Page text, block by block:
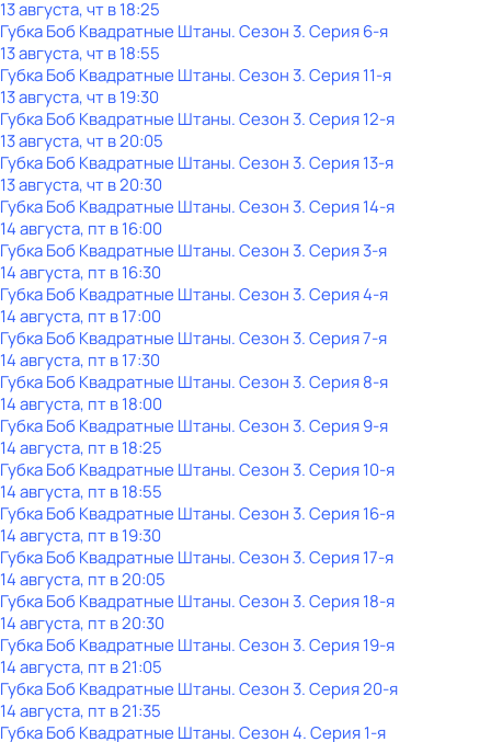
13 августа, чт в 18:25
Губка Боб Квадратные Штаны. Сезон 3. Серия 6-я
13 августа, чт в 18:55
Губка Боб Квадратные Штаны. Сезон 3. Серия 11-я
13 августа, чт в 19:30
Губка Боб Квадратные Штаны. Сезон 3. Серия 12-я
13 августа, чт в 20:05
Губка Боб Квадратные Штаны. Сезон 3. Серия 13-я
13 августа, чт в 20:30
Губка Боб Квадратные Штаны. Сезон 3. Серия 14-я
14 августа, пт в 16:00
Губка Боб Квадратные Штаны. Сезон 3. Серия 3-я
14 августа, пт в 16:30
Губка Боб Квадратные Штаны. Сезон 3. Серия 4-я
14 августа, пт в 17:00
Губка Боб Квадратные Штаны. Сезон 3. Серия 7-я
14 августа, пт в 17:30
Губка Боб Квадратные Штаны. Сезон 3. Серия 8-я
14 августа, пт в 18:00
Губка Боб Квадратные Штаны. Сезон 3. Серия 9-я
14 августа, пт в 18:25
Губка Боб Квадратные Штаны. Сезон 3. Серия 10-я
14 августа, пт в 18:55
Губка Боб Квадратные Штаны. Сезон 3. Серия 16-я
14 августа, пт в 19:30
Губка Боб Квадратные Штаны. Сезон 3. Серия 17-я
14 августа, пт в 20:05
Губка Боб Квадратные Штаны. Сезон 3. Серия 18-я
14 августа, пт в 20:30
Губка Боб Квадратные Штаны. Сезон 3. Серия 19-я
14 августа, пт в 21:05
Губка Боб Квадратные Штаны. Сезон 3. Серия 20-я
14 августа, пт в 21:35
Губка Боб Квадратные Штаны. Сезон 4. Серия 1-я